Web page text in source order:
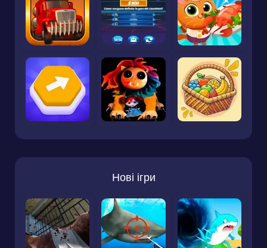
Нові ігри